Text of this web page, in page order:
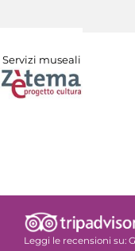
Servizi museali
Leggi le recensioni su: